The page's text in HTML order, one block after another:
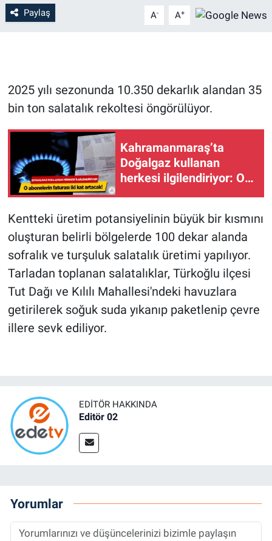
Paylaş A- A+
2025 yılı sezonunda 10.350 dekarlık alandan 35
bin ton salatalık rekoltesi öngörülüyor.
Kahramanmaraş’ta
Doğalgaz kullanan
herkesi ilgilendiriyor: O
Kentteki üretim potansiyelinin büyük bir kısmını
oluşturan belirli bölgelerde 100 dekar alanda
sofralık ve turşuluk salatalık üretimi yapılıyor.
Tarladan toplanan salatalıklar, Türkoğlu ilçesi
Tut Dağı ve Kılılı Mahallesi'ndeki havuzlara
getirilerek soğuk suda yıkanıp paketlenip çevre
illere sevk ediliyor.
EDITÖR HAKKINDA
Editör 02
Yorumlar